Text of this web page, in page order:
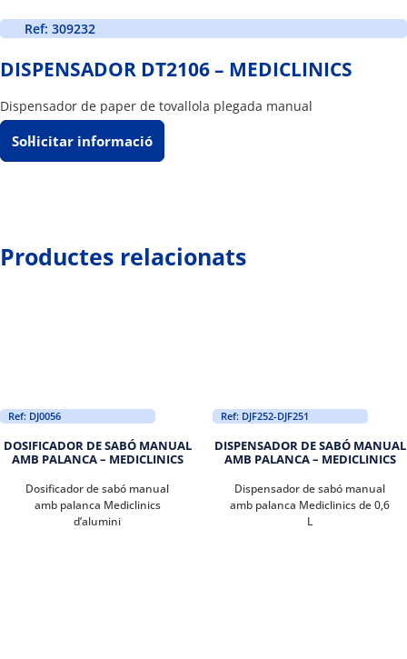
Ref: 309232
DISPENSADOR DT2106 – MEDICLINICS
Dispensador de paper de tovallola plegada manual
Sol·licitar informació
Productes relacionats
Ref: DJ0056
DOSIFICADOR DE SABÓ MANUAL
AMB PALANCA – MEDICLINICS
Dosificador de sabó manual
amb palanca Mediclinics
d’alumini
Ref: DJF252-DJF251
DISPENSADOR DE SABÓ MANUAL
AMB PALANCA – MEDICLINICS
Dispensador de sabó manual
amb palanca Mediclinics de 0,6
L